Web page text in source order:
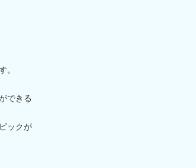
。
できる
ックが